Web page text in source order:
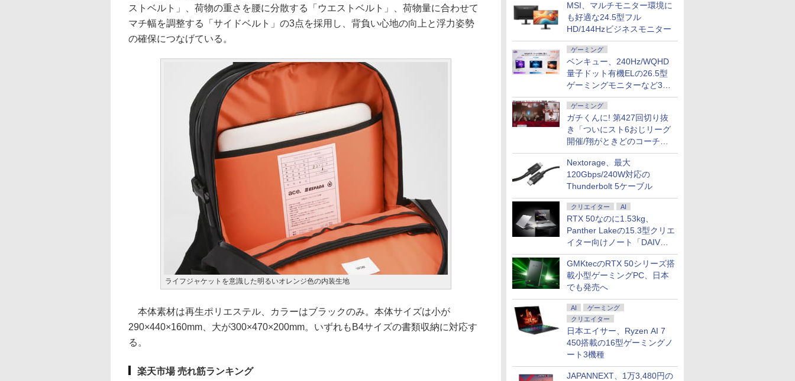
MSI、マルチモニター環境に
も好適な24.5型フル
HD/144Hzビジネスモニター
ゲーミング
ベンキュー、240Hz/WQHD
量子ドット有機ELの26.5型
ゲーミングモニターなど3機
種
ゲーミング
ガチくんに! 第427回切り抜
き「ついにスト6おじリーグ
開催/翔がときどのコーチ就
任など」
Nextorage、最大
120Gbps/240W対応の
Thunderbolt 5ケーブル
クリエイター AI
RTX 50なのに1.53kg、
Panther Lakeの15.3型クリエ
イター向けノート「DAIV
Z5」
GMKtecのRTX 50シリーズ搭
載小型ゲーミングPC、日本
でも発売へ
AI
ゲーミング
クリエイター
日本エイサー、Ryzen AI 7
450搭載の16型ゲーミングノ
ート3機種
JAPANNEXT、1万3,480円の
ストベルト」、荷物の重さを腰に分散する「ウエストベルト」、荷物量に合わせて
マチ幅を調整する「サイドベルト」の3点を採用し、背負い心地の向上と浮力姿勢
の確保につなげている。
ライフジャケットを意識した明るいオレンジ色の内装生地
本体素材は再生ポリエステル、カラーはブラックのみ。本体サイズは小が
290×440×160mm、大が300×470×200mm。いずれもB4サイズの書類収納に対応す
る。
楽天市場 売れ筋ランキング